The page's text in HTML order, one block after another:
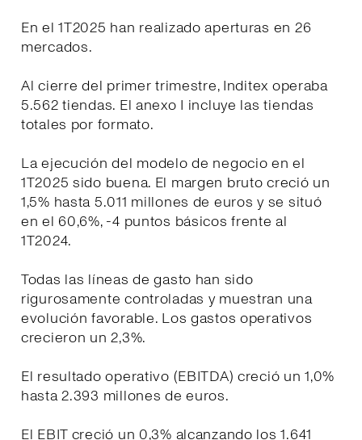
En el 1T2025 han realizado aperturas en 26
mercados.
Al cierre del primer trimestre, Inditex operaba
5.562 tiendas. El anexo I incluye las tiendas
totales por formato.
La ejecución del modelo de negocio en el
1T2025 sido buena. El margen bruto creció un
1,5% hasta 5.011 millones de euros y se situó
en el 60,6%, -4 puntos básicos frente al
1T2024.
Todas las líneas de gasto han sido
rigurosamente controladas y muestran una
evolución favorable. Los gastos operativos
crecieron un 2,3%.
El resultado operativo (EBITDA) creció un 1,0%
hasta 2.393 millones de euros.
El EBIT creció un 0,3% alcanzando los 1.641